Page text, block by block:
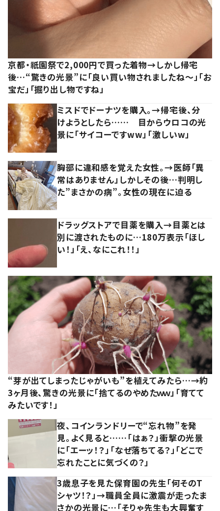
京都・祇園祭で2,000円で買った着物→しかし帰宅
後…“驚きの光景”に「良い買い物されましたね～」「お
宝だ」「掘り出し物ですね」
ミスドでドーナツを購入。→帰宅後、分
けようとしたら…… 目からウロコの光
景に「サイコーですww」「激しいw」
胸部に違和感を覚えた女性。→医師「異
常はありません」しかしその後…判明し
た”まさかの病”。女性の現在に迫る
ドラッグストアで目薬を購入→目薬とは
別に渡されたものに…180万表示「ほし
い！」「え、なにこれ！！」
“芽が出てしまったじゃがいも”を植えてみたら…→約
3ヶ月後、驚きの光景に「捨てるのやめたｗｗ」「育てて
みたいです！」
夜、コインランドリーで“忘れ物”を発
見。よく見ると……「はぁ？」衝撃の光景
に「エーッ！？」「なぜ落ちてる？」「どこで
忘れたことに気づくの？」
3歳息子を見た保育園の先生「何そのT
シャツ！？」→職員全員に激震が走ったま
さかの光景に…「そりゃ先生も大興奮す